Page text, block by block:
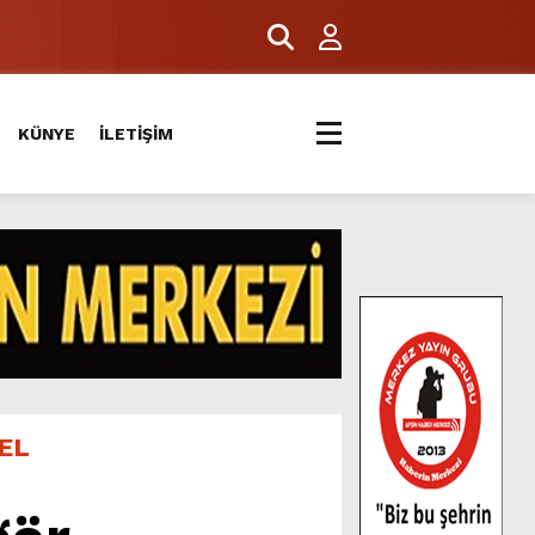
KÜNYE İLETİŞİM